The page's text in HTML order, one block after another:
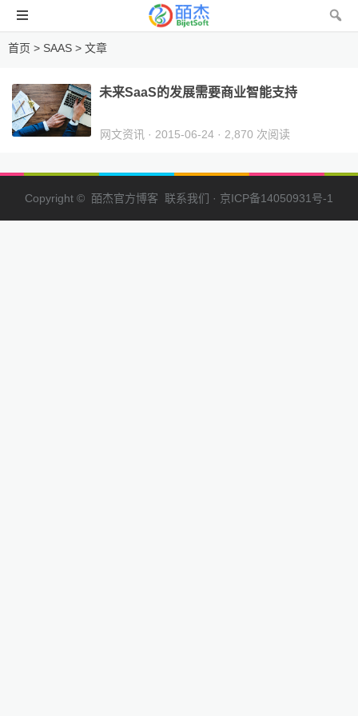
首页 > SAAS > 文章
未来SaaS的发展需要商业智能支持
网文资讯 · 2015-06-24 · 2,870 次阅读
Copyright © 皕杰官方博客 联系我们 · 京ICP备14050931号-1